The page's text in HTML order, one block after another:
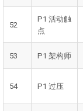
52
P1 活动触
点
53 P1 架构师
54 P1 过压